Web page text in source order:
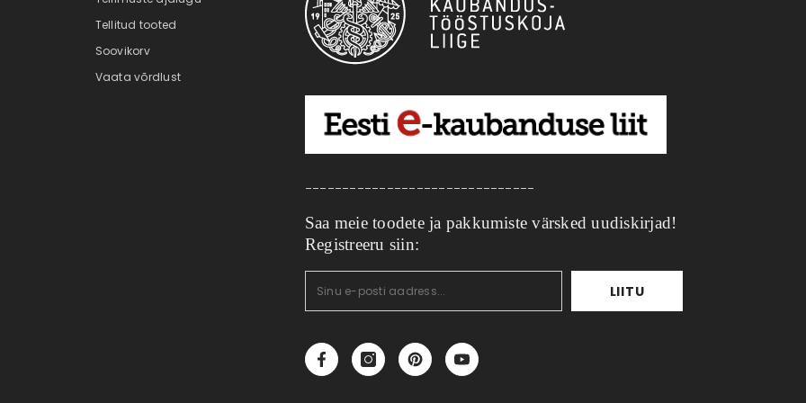
Tellitud tooted
Soovikorv
Vaata võrdlust
Saa meie toodete ja pakkumiste värsked uudiskirjad!
Registreeru siin:
LIITU